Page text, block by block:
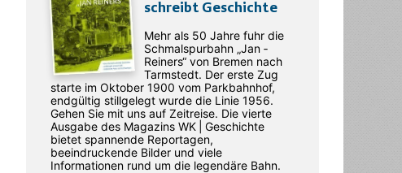
schreibt Geschichte
Mehr als 50 Jahre fuhr die
Schmalspurbahn „Jan ­
Reiners“ von Bremen nach
Tarmstedt. Der erste Zug
starte im Oktober 1900 vom Parkbahnhof,
endgültig stillgelegt wurde die Linie 1956.
Gehen Sie mit uns auf Zeitreise. Die vierte
Ausgabe des ­Magazins WK | Geschichte
bietet spannende Reportagen,
beeindruckende Bilder und viele
Informationen rund um die legendäre Bahn.